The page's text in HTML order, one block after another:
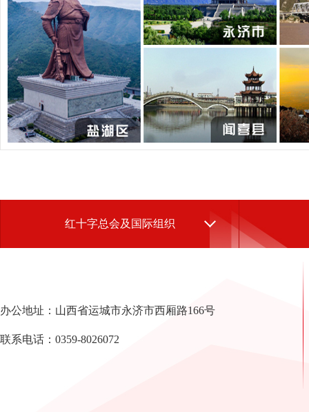
红十字总会及国际组织
办公地址：山西省运城市永济市西厢路166号
联系电话：0359-8026072